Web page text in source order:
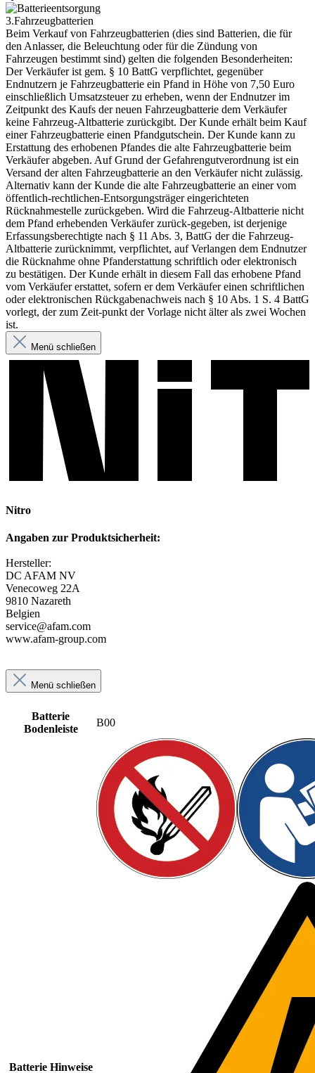
3.Fahrzeugbatterien
Beim Verkauf von Fahrzeugbatterien (dies sind Batterien, die für
den Anlasser, die Beleuchtung oder für die Zündung von
Fahrzeugen bestimmt sind) gelten die folgenden Besonderheiten:
Der Verkäufer ist gem. § 10 BattG verpflichtet, gegenüber
Endnutzern je Fahrzeugbatterie ein Pfand in Höhe von 7,50 Euro
einschließlich Umsatzsteuer zu erheben, wenn der Endnutzer im
Zeitpunkt des Kaufs der neuen Fahrzeugbatterie dem Verkäufer
keine Fahrzeug-Altbatterie zurückgibt. Der Kunde erhält beim Kauf
einer Fahrzeugbatterie einen Pfandgutschein. Der Kunde kann zu
Erstattung des erhobenen Pfandes die alte Fahrzeugbatterie beim
Verkäufer abgeben. Auf Grund der Gefahrengutverordnung ist ein
Versand der alten Fahrzeugbatterie an den Verkäufer nicht zulässig.
Alternativ kann der Kunde die alte Fahrzeugbatterie an einer vom
öffentlich-rechtlichen-Entsorgungsträger eingerichteten
Rücknahmestelle zurückgeben. Wird die Fahrzeug-Altbatterie nicht
dem Pfand erhebenden Verkäufer zurück-gegeben, ist derjenige
Erfassungsberechtigte nach § 11 Abs. 3, BattG der die Fahrzeug-
Altbatterie zurücknimmt, verpflichtet, auf Verlangen dem Endnutzer
die Rücknahme ohne Pfanderstattung schriftlich oder elektronisch
zu bestätigen. Der Kunde erhält in diesem Fall das erhobene Pfand
vom Verkäufer erstattet, sofern er dem Verkäufer einen schriftlichen
oder elektronischen Rückgabenachweis nach § 10 Abs. 1 S. 4 BattG
vorlegt, der zum Zeit-punkt der Vorlage nicht älter als zwei Wochen
ist.
Menü schließen
Nitro
Angaben zur Produktsicherheit:
Hersteller:
DC AFAM NV
Venecoweg 22A
9810 Nazareth
Belgien
service@afam.com
www.afam-group.com
Menü schließen
Batterie
Bodenleiste
B00
Batterie Hinweise